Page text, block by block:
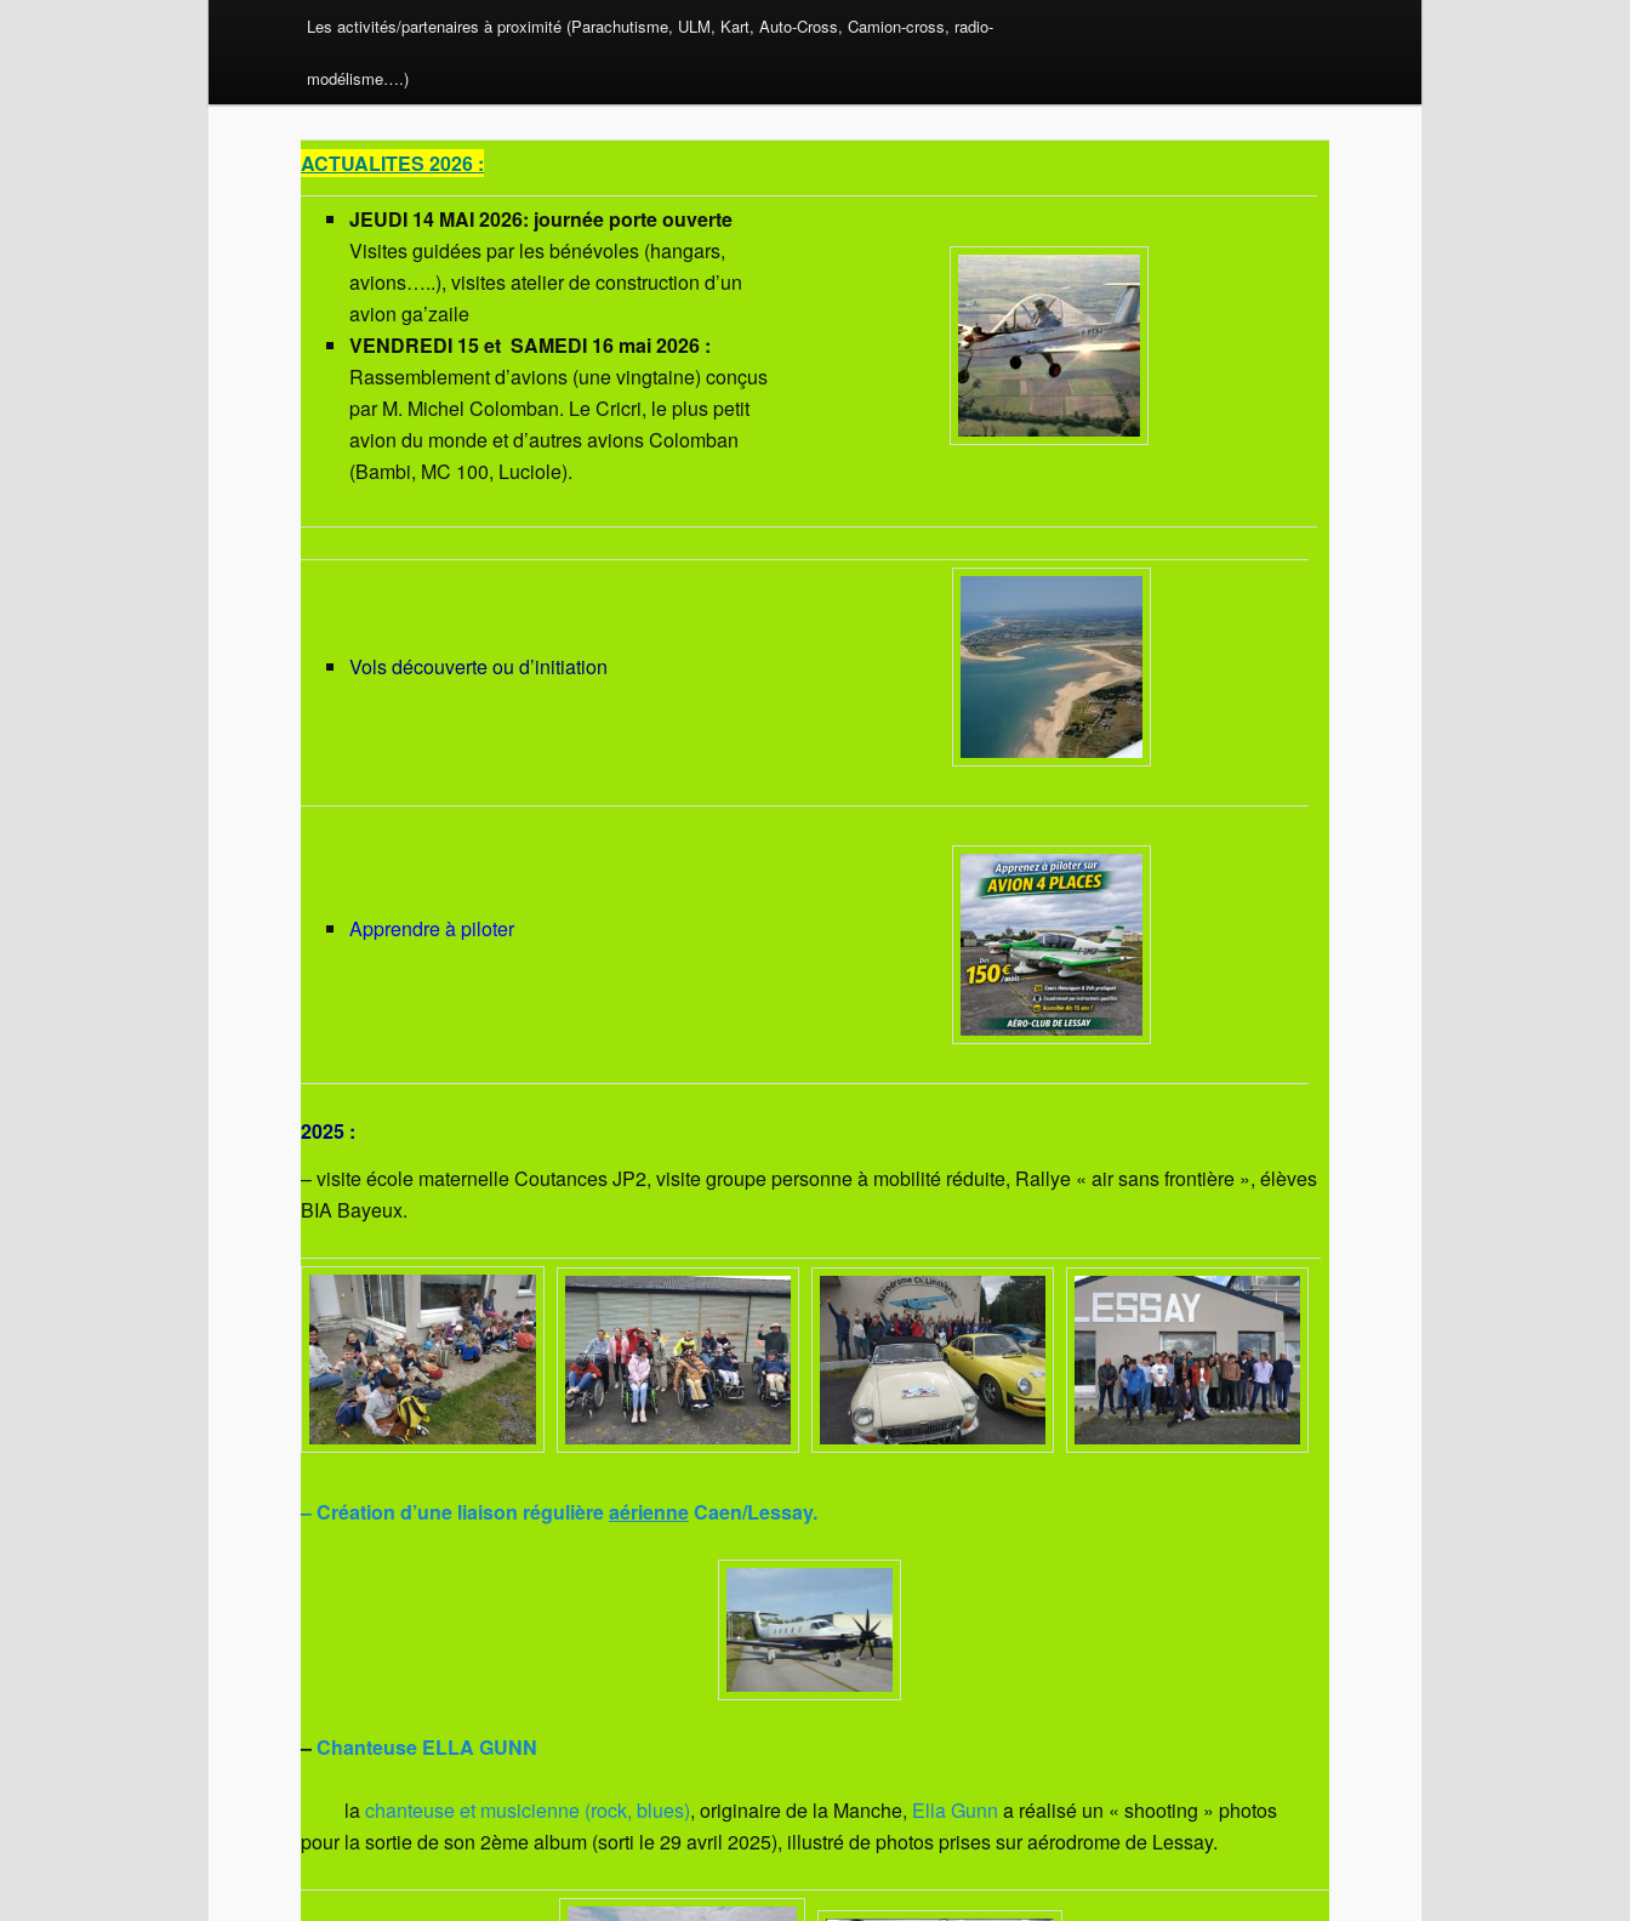
Les activités/partenaires à proximité (Parachutisme, ULM, Kart, Auto-Cross, Camion-cross, radio-
modélisme….)
ACTUALITES 2026 :
JEUDI 14 MAI 2026: journée porte ouverte
Visites guidées par les bénévoles (hangars,
avions…..), visites atelier de construction d’un
avion ga’zaile
VENDREDI 15 et SAMEDI 16 mai 2026 :
Rassemblement d’avions (une vingtaine) conçus
par M. Michel Colomban. Le Cricri, le plus petit
avion du monde et d’autres avions Colomban
(Bambi, MC 100, Luciole).
Vols découverte ou d’initiation
Apprendre à piloter
2025 :
– visite école maternelle Coutances JP2, visite groupe personne à mobilité réduite, Rallye « air sans frontière », élèves
BIA Bayeux.
– Création d’une liaison régulièreaérienneCaen/Lessay.
–Chanteuse ELLA GUNN
lachanteuse et musicienne (rock, blues), originaire de la Manche, Ella Gunn a réalisé un « shooting » photos
pour la sortie de son 2ème album (sorti le 29 avril 2025), illustré de photos prises sur aérodrome de Lessay.